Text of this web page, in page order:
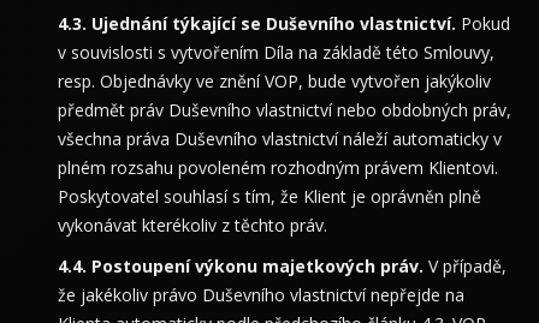
Ujednání týkající se Duševního vlastnictví. Pokud
v souvislosti s vytvořením Díla na základě této Smlouvy,
resp. Objednávky ve znění VOP, bude vytvořen jakýkoliv
předmět práv Duševního vlastnictví nebo obdobných práv,
všechna práva Duševního vlastnictví náleží automaticky v
plném rozsahu povoleném rozhodným právem Klientovi.
Poskytovatel souhlasí s tím, že Klient je oprávněn plně
vykonávat kterékoliv z těchto práv.
Postoupení výkonu majetkových práv. V případě,
že jakékoliv právo Duševního vlastnictví nepřejde na